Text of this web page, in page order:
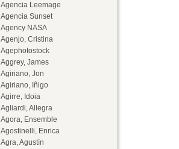
Agencia Leemage
Agencia Sunset
Agency NASA
Agenjo, Cristina
Agephotostock
Aggrey, James
Agiriano, Jon
Agiriano, Iñigo
Agirre, Idoia
Agliardi, Allegra
Agora, Ensemble
Agostinelli, Enrica
Agra, Agustín